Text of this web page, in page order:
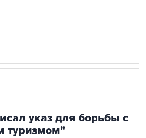
указ для борьбы с
туризмом"